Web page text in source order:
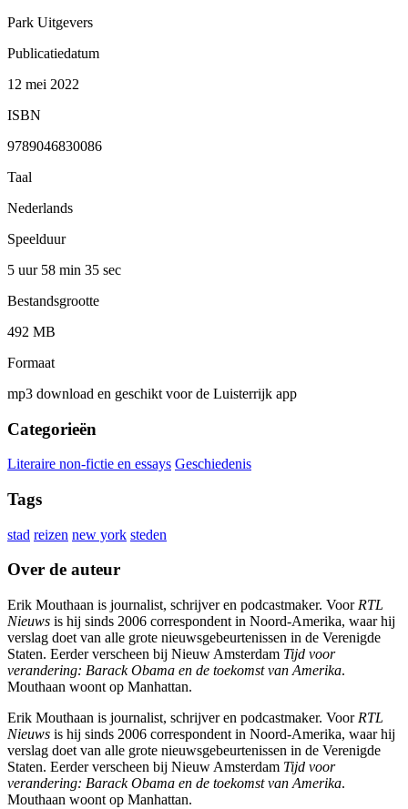
Park Uitgevers
Publicatiedatum
12 mei 2022
ISBN
9789046830086
Taal
Nederlands
Speelduur
5 uur 58 min 35 sec
Bestandsgrootte
492 MB
Formaat
mp3 download en geschikt voor de Luisterrijk app
Categorieën
Literaire non-fictie en essays Geschiedenis
Tags
stad reizen new york steden
Over de auteur
Erik Mouthaan is journalist, schrijver en podcastmaker. Voor RTL
Nieuws is hij sinds 2006 correspondent in Noord-Amerika, waar hij
verslag doet van alle grote nieuwsgebeurtenissen in de Verenigde
Staten. Eerder verscheen bij Nieuw Amsterdam Tijd voor
verandering: Barack Obama en de toekomst van Amerika.
Mouthaan woont op Manhattan.
Erik Mouthaan is journalist, schrijver en podcastmaker. Voor RTL
Nieuws is hij sinds 2006 correspondent in Noord-Amerika, waar hij
verslag doet van alle grote nieuwsgebeurtenissen in de Verenigde
Staten. Eerder verscheen bij Nieuw Amsterdam Tijd voor
verandering: Barack Obama en de toekomst van Amerika.
Mouthaan woont op Manhattan.